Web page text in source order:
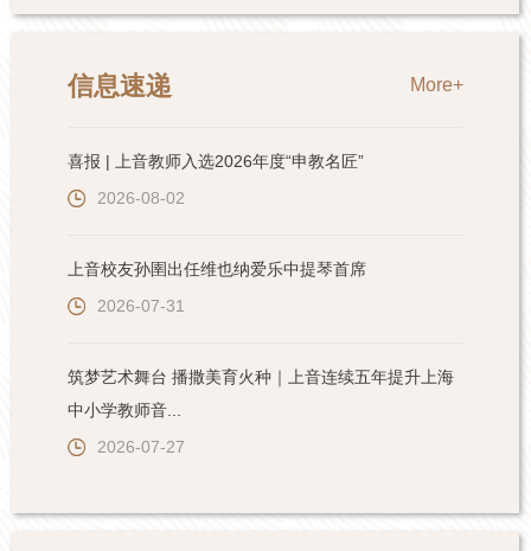
信息速递 More+
喜报 | 上音教师入选2026年度“申教名匠”
2026-08-02
上音校友孙圉出任维也纳爱乐中提琴首席
2026-07-31
筑梦艺术舞台 播撒美育火种｜上音连续五年提升上海
中小学教师音...
2026-07-27